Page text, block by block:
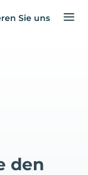
Sie uns
den